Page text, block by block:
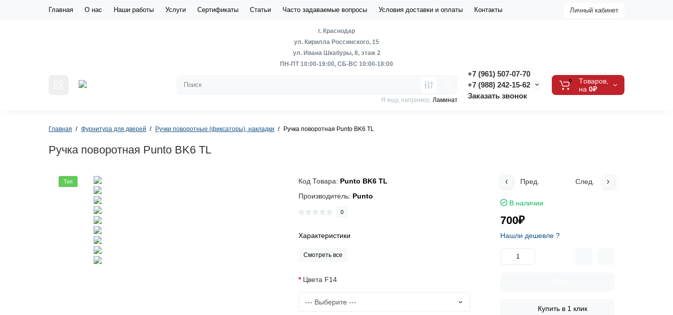
Главная О нас Наши работы Услуги Сертификаты Статьи Часто задаваемые вопросы Условия доставки и оплаты Контакты Личный кабинет
г. Краснодар
ул. Кирилла Россинского, 15
ул. Ивана Шкабуры, 8, этаж 2
ПН-ПТ 10:00-19:00, СБ-ВС 10:00-18:00
+7 (961) 507-07-70
+7 (988) 242-15-62
Заказать звонок
Я ищу, например, Ламинат
0
Tоваров,
на 0₽
Главная Фурнитура для дверей Ручки поворотные (фиксаторы), накладки Ручка поворотная Punto BK6 TL
Ручка поворотная Punto BK6 TL
Топ Код Товара: Punto BK6 TL
Производитель: Punto
0
Характеристики
Смотреть все
Цвета F14
Пред. След.
В наличии
700₽
Нашли дешевле ?
Купить в 1 клик